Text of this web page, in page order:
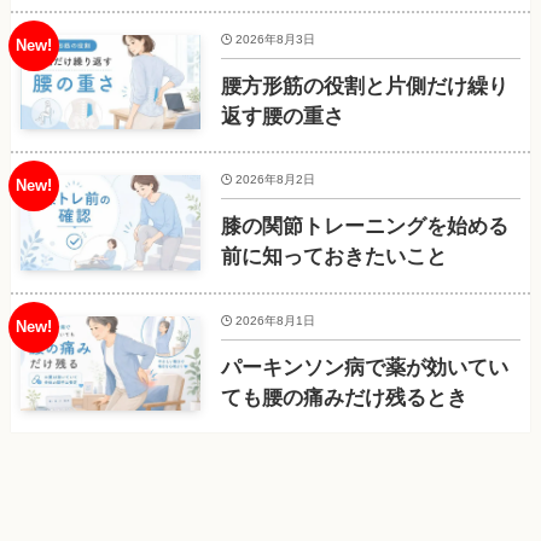
腰方形筋の役割と片側だけ繰り
返す腰の重さ
2026年8月3日
膝の関節トレーニングを始める
前に知っておきたいこと
2026年8月2日
パーキンソン病で薬が効いてい
ても腰の痛みだけ残るとき
2026年8月1日